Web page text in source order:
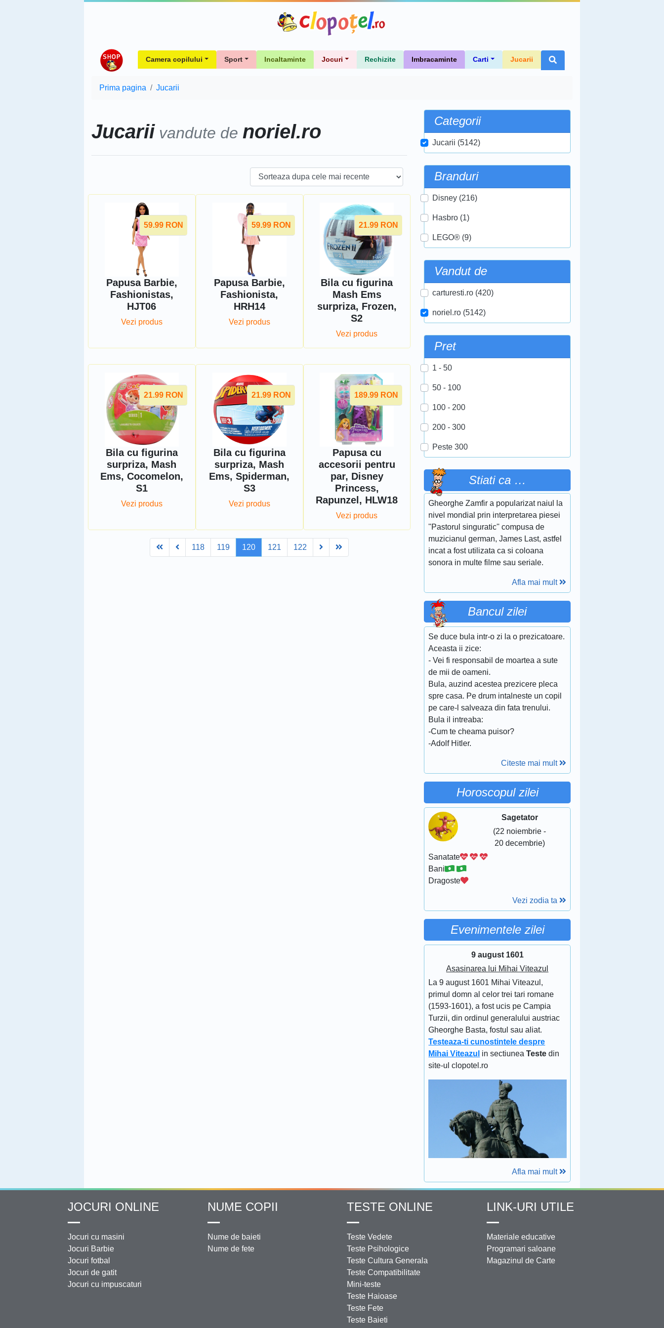
Camera copilului Sport Incaltaminte Jocuri Rechizite Imbracaminte Carti Jucarii
Prima pagina Jucarii
Jucarii vandute de noriel.ro
59.99 RON
Papusa Barbie,
Fashionistas,
HJT06
Vezi produs
59.99 RON
Papusa Barbie,
Fashionista,
HRH14
Vezi produs
21.99 RON
Bila cu figurina
Mash Ems
surpriza, Frozen,
S2
Vezi produs
21.99 RON
Bila cu figurina
surpriza, Mash
Ems, Cocomelon,
S1
Vezi produs
21.99 RON
Bila cu figurina
surpriza, Mash
Ems, Spiderman,
S3
Vezi produs
189.99 RON
Papusa cu
accesorii pentru
par, Disney
Princess,
Rapunzel, HLW18
Vezi produs
FirstPrev118 119 120 121 122 Next
Categorii
Jucarii (5142)
Branduri
Disney (216)
Hasbro (1)
LEGO® (9)
Vandut de
carturesti.ro (420)
noriel.ro (5142)
Pret
1 - 50
50 - 100
100 - 200
200 - 300
Peste 300
Stiati ca …
Gheorghe Zamfir a popularizat naiul la
nivel mondial prin interpretarea piesei
''Pastorul singuratic'' compusa de
muzicianul german, James Last, astfel
incat a fost utilizata ca si coloana
sonora in multe filme sau seriale.
Afla mai mult
Bancul zilei
Se duce bula intr-o zi la o prezicatoare.
Aceasta ii zice:
- Vei fi responsabil de moartea a sute
de mii de oameni.
Bula, auzind acestea prezicere pleca
spre casa. Pe drum intalneste un copil
pe care-l salveaza din fata trenului.
Bula il intreaba:
-Cum te cheama puisor?
-Adolf Hitler.
Citeste mai mult
Horoscopul zilei
Sagetator
(22 noiembrie -
20 decembrie)
Sanatate
Bani
Dragoste
Vezi zodia ta
Evenimentele zilei
9 august 1601
Asasinarea lui Mihai Viteazul
La 9 august 1601 Mihai Viteazul,
primul domn al celor trei tari romane
(1593-1601), a fost ucis pe Campia
Turzii, din ordinul generalului austriac
Gheorghe Basta, fostul sau aliat.
Testeaza-ti cunostintele despre
Mihai Viteazul in sectiuneaTeste din
site-ul clopotel.ro
Afla mai mult
JOCURI ONLINE
Jocuri cu masini
Jocuri Barbie
Jocuri fotbal
Jocuri de gatit
Jocuri cu impuscaturi
NUME COPII
Nume de baieti
Nume de fete
TESTE ONLINE
Teste Vedete
Teste Psihologice
Teste Cultura Generala
Teste Compatibilitate
Mini-teste
Teste Haioase
Teste Fete
Teste Baieti
LINK-URI UTILE
Materiale educative
Programari saloane
Magazinul de Carte